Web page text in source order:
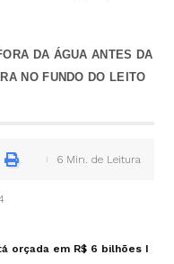
DA ÁGUA ANTES DA
NO FUNDO DO LEITO
6 Min. de Leitura
orçada em R$ 6 bilhões I